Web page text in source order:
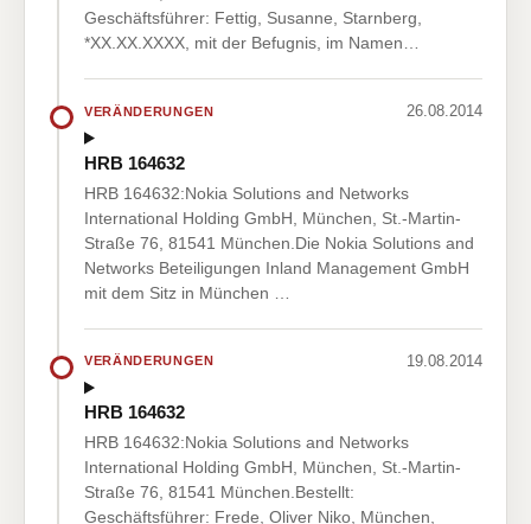
Geschäftsführer: Fettig, Susanne, Starnberg,
*XX.XX.XXXX, mit der Befugnis, im Namen…
VERÄNDERUNGEN 26.08.2014
HRB 164632
HRB 164632:Nokia Solutions and Networks
International Holding GmbH, München, St.-Martin-
Straße 76, 81541 München.Die Nokia Solutions and
Networks Beteiligungen Inland Management GmbH
mit dem Sitz in München …
VERÄNDERUNGEN 19.08.2014
HRB 164632
HRB 164632:Nokia Solutions and Networks
International Holding GmbH, München, St.-Martin-
Straße 76, 81541 München.Bestellt:
Geschäftsführer: Frede, Oliver Niko, München,